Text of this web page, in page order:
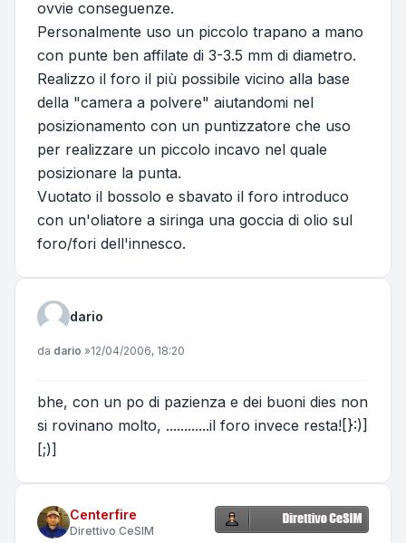
ovvie conseguenze.
Personalmente uso un piccolo trapano a mano
con punte ben affilate di 3-3.5 mm di diametro.
Realizzo il foro il più possibile vicino alla base
della "camera a polvere" aiutandomi nel
posizionamento con un puntizzatore che uso
per realizzare un piccolo incavo nel quale
posizionare la punta.
Vuotato il bossolo e sbavato il foro introduco
con un'oliatore a siringa una goccia di olio sul
foro/fori dell'innesco.
dario
Messaggio
da dario »12/04/2006, 18:20
bhe, con un po di pazienza e dei buoni dies non
si rovinano molto, ............il foro invece resta![}:)]
[;)]
Centerfire
Direttivo CeSIM